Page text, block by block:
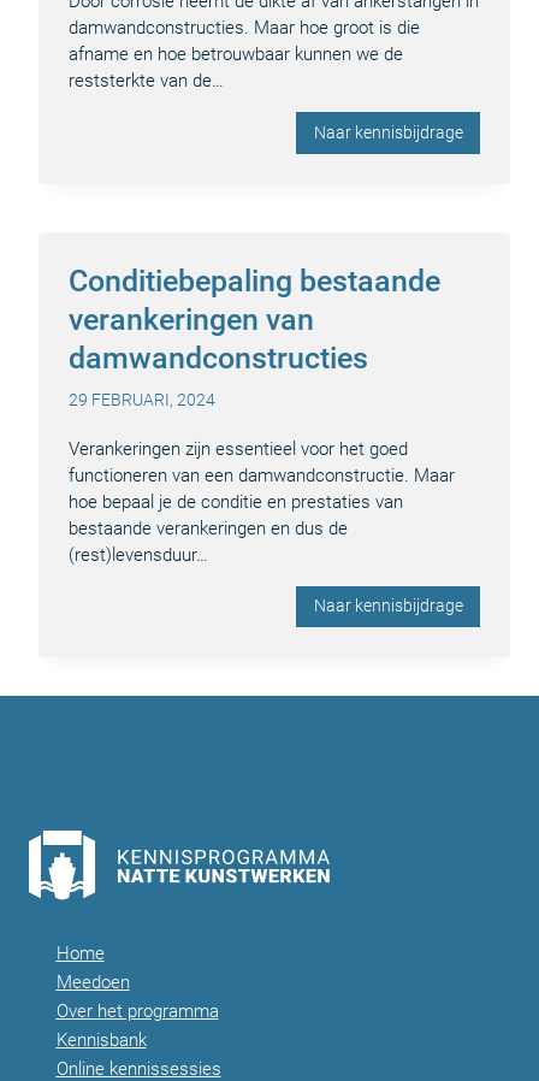
damwandconstructies. Maar hoe groot is die
afname en hoe betrouwbaar kunnen we de
reststerkte van de…
Naar kennisbijdrage
Conditiebepaling bestaande
verankeringen van
damwandconstructies
29 FEBRUARI, 2024
Verankeringen zijn essentieel voor het goed
functioneren van een damwandconstructie. Maar
hoe bepaal je de conditie en prestaties van
bestaande verankeringen en dus de
(rest)levensduur…
Naar kennisbijdrage
Home
Meedoen
Over het programma
Kennisbank
Online kennissessies